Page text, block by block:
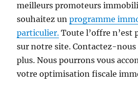
meilleurs promoteurs
souhaitez unprogramme
particulier. Toute l’offre n’est
sur notre site. Contactez-nous
plus. Nous pourrons vous
votre optimisation fiscale